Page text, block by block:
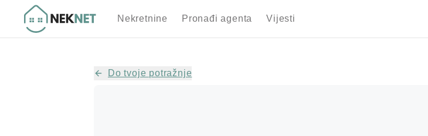
Nekretnine Pronađi agenta Vijesti
Do tvoje potražnje